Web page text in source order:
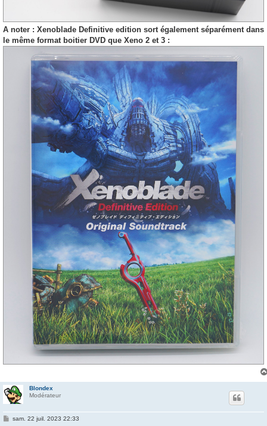
A noter : Xenoblade Definitive edition sort également séparément dans
le même format boitier DVD que Xeno 2 et 3 :
Blondex
Modérateur
Msam. 22 juil. 2023 22:33